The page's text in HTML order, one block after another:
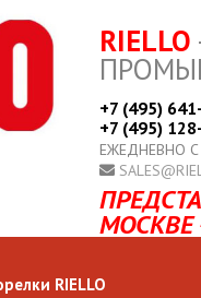
RIELLO
+7 (495)
+7 (495)
ЕЖЕДНЕВНО
МОСКВЕ
RIELLO